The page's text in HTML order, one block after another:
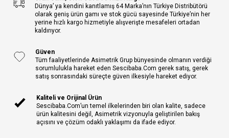
Dünya’ ya kendini kanıtlamış 64 Marka’nın Türkiye Distribütörü
olarak geniş ürün gamı ve stok gücü sayesinde Türkiye’nin her
yerine hızlı kargo hizmetiyle alışverişte mesafeleri ortadan
kaldırıyor.
Güven
Tüm faaliyetlerinde Asimetrik Grup bünyesinde olmanın verdiği
sorumlulukla hareket eden Sescibaba.Com gerek satış, gerek
satış sonrasındaki süreçte güven ilkesiyle hareket ediyor.
Kaliteli ve Orijinal Ürün
Sescibaba.Com’un temel ilkelerinden biri olan kalite, sadece
ürün kalitesini değil, Asimetrik vizyonuyla geliştirilen bakış
açısını ve çözüm odaklı yaklaşımı da ifade ediyor.